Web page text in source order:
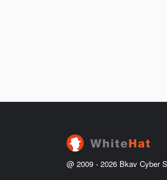
@ 2009 - 2026 Bkav Cyber